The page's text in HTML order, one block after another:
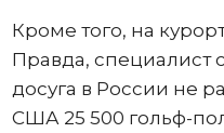
Кроме того, на
Правда, специалист
досуга в России не
США 25 500 гольф-